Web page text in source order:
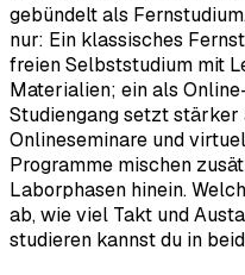
gebündelt als
nur: Ein klassisches
freien Selbststudium mit
Materialien; ein als
Studiengang setzt
Onlineseminare und
Programme mischen
Laborphasen hinein.
ab, wie viel Takt und
studieren kannst du in